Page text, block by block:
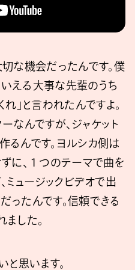
切な機会だったんです。僕
える大事な先輩のうち
れ」と言われたんですよ。
なんですが、ジャケット
るんです。ヨルシカ側は
ずに、１つのテーマで曲を
ミュージックビデオで出
ったんです。信頼できる
した。
と思います。